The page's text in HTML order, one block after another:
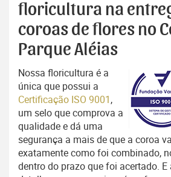
floricultura na
coroas de flores no
Parque Aléias
Nossa floricultura é a
única que possui a
Certificação ISO 9001,
um selo que comprova a
qualidade e dá uma
segurança a mais de que a coroa
exatamente como foi combinado,
dentro do prazo que foi acertado.